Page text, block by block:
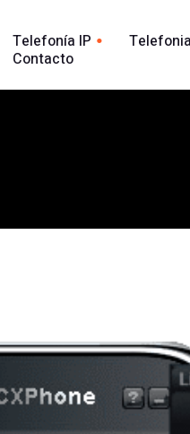
Telefonía IP
Línea 900
Contacto